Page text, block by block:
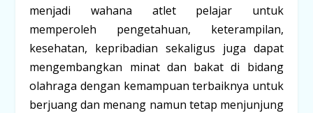
menjadi wahana atlet pelajar untuk
memperoleh pengetahuan, keterampilan,
kesehatan, kepribadian sekaligus juga dapat
mengembangkan minat dan bakat di bidang
olahraga dengan kemampuan terbaiknya untuk
berjuang dan menang namun tetap menjunjung